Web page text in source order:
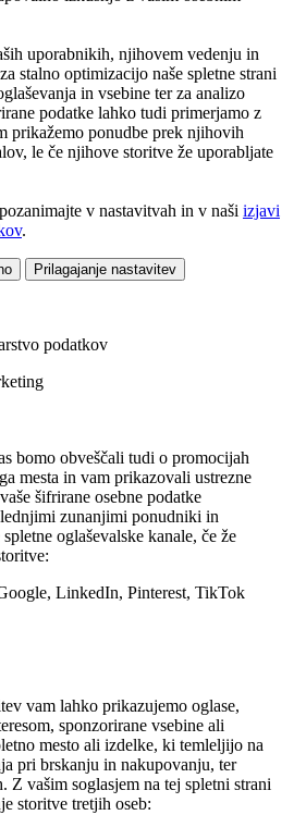
uporabnikih, njihovem vedenju in
stalno optimizacijo naše spletne strani
in vsebine ter za analizo
podatke lahko tudi primerjamo z
prikažemo ponudbe prek njihovih
le če njihove storitve že uporabljate
v nastavitvah in v naši izjavi
.
Prilagajanje nastavitev
podatkov
bomo obveščali tudi o promocijah
mesta in vam prikazovali ustrezne
šifrirane osebne podatke
zunanjimi ponudniki in
oglaševalske kanale, če že
LinkedIn, Pinterest, TikTok
vam lahko prikazujemo oglase,
sponzorirane vsebine ali
mesto ali izdelke, ki temleljijo na
pri brskanju in nakupovanju, ter
Z vašim soglasjem na tej spletni strani
storitve tretjih oseb: